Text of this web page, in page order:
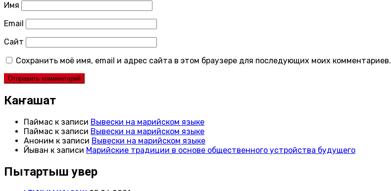
Имя
Email
Сайт
Сохранить моё имя, email и адрес сайта в этом браузере для последующих моих комментариев.
Каҥашат
Паймас к записи Вывески на марийском языке
Паймас к записи Вывески на марийском языке
Аноним к записи Вывески на марийском языке
Йыван к записи Марийские традиции в основе общественного устройства будущего
Пытартыш увер